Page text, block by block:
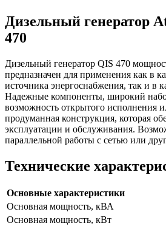
Дизельный генератор
470
Дизельный генератор QIS 470
предназначен для применения как в
источника энергоснабжения, так и в
Надежные компоненты, широкий
возможность открытого исполнения
продуманная конструкция, которая
эксплуатации и обслуживания.
параллельной работы с сетью или
Технические
Основные характеристики
Основная мощность, кВА
Основная мощность, кВт